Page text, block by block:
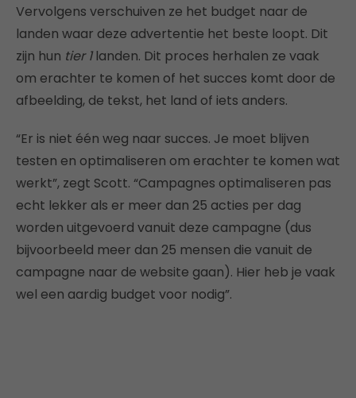
Vervolgens verschuiven ze het budget naar de
landen waar deze advertentie het beste loopt. Dit
zijn hun tier 1landen. Dit proces herhalen ze vaak
om erachter te komen of het succes komt door de
afbeelding, de tekst, het land of iets anders.
“Er is niet één weg naar succes. Je moet blijven
testen en optimaliseren om erachter te komen wat
werkt”, zegt Scott. “Campagnes optimaliseren pas
echt lekker als er meer dan 25 acties per dag
worden uitgevoerd vanuit deze campagne (dus
bijvoorbeeld meer dan 25 mensen die vanuit de
campagne naar de website gaan). Hier heb je vaak
wel een aardig budget voor nodig”.